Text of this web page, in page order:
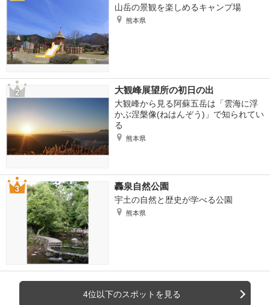
山岳の景観を楽しめるキャンプ場
熊本県
大観峰展望所の初日の出
大観峰から見る阿蘇五岳は「雲海に浮
かぶ涅槃像(ねはんぞう)」で知られてい
る
熊本県
轟泉自然公園
宇土の自然と歴史が学べる公園
熊本県
4位以下のスポットを見る